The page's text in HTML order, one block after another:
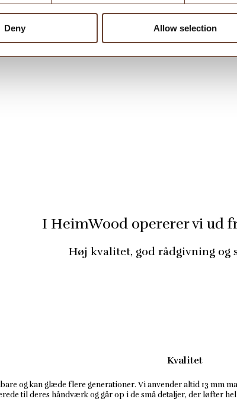
Deny Allow selection
Shaker
I HeimWood opererer vi ud
Høj kvalitet, god rådgivning og
Kvalitet
og kan glæde flere generationer. Vi anvender altid 13 mm
til deres håndværk og går op i de små detaljer, der løfter